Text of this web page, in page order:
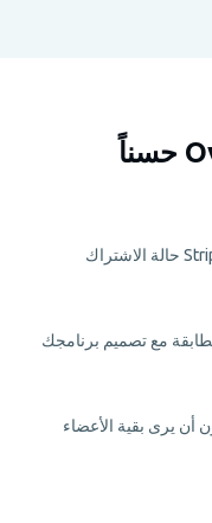
مع تصميم برنامجك
أن يرى بقية الأعضاء